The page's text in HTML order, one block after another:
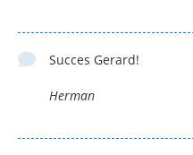
Succes Gerard!
Herman